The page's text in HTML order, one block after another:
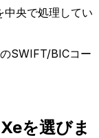
央で処理してい
SWIFT/BICコー
を選びま